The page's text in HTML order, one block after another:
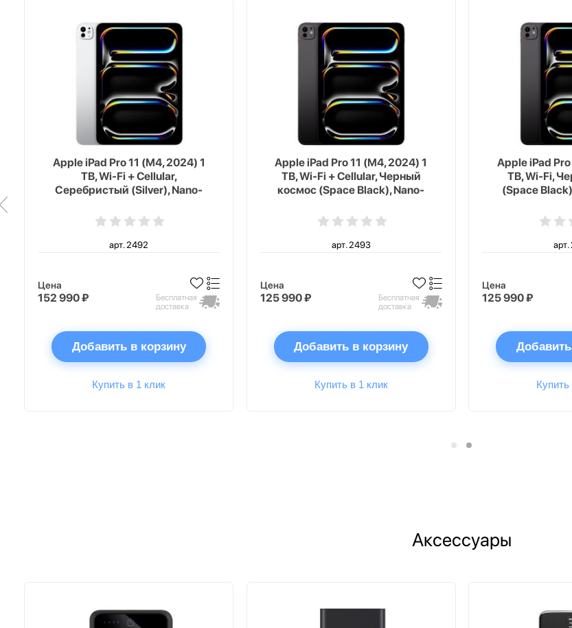
Apple iPad Pro 11 (M4, 2024) 1
TB, Wi-Fi + Cellular,
Серебристый (Silver), Nano-
арт. 2492
Цена
152 990 ₽
Бесплатная
доставка
Добавить в корзину
Купить в 1 клик
Apple iPad Pro 11 (M4, 2024) 1
TB, Wi-Fi + Cellular, Черный
космос (Space Black), Nano-
арт. 2493
Цена
125 990 ₽
Бесплатная
доставка
Добавить в корзину
Купить в 1 клик
Apple iPad
TB, Wi-Fi,
(Space
Цена
125 990 ₽
Купить
Аксессуары